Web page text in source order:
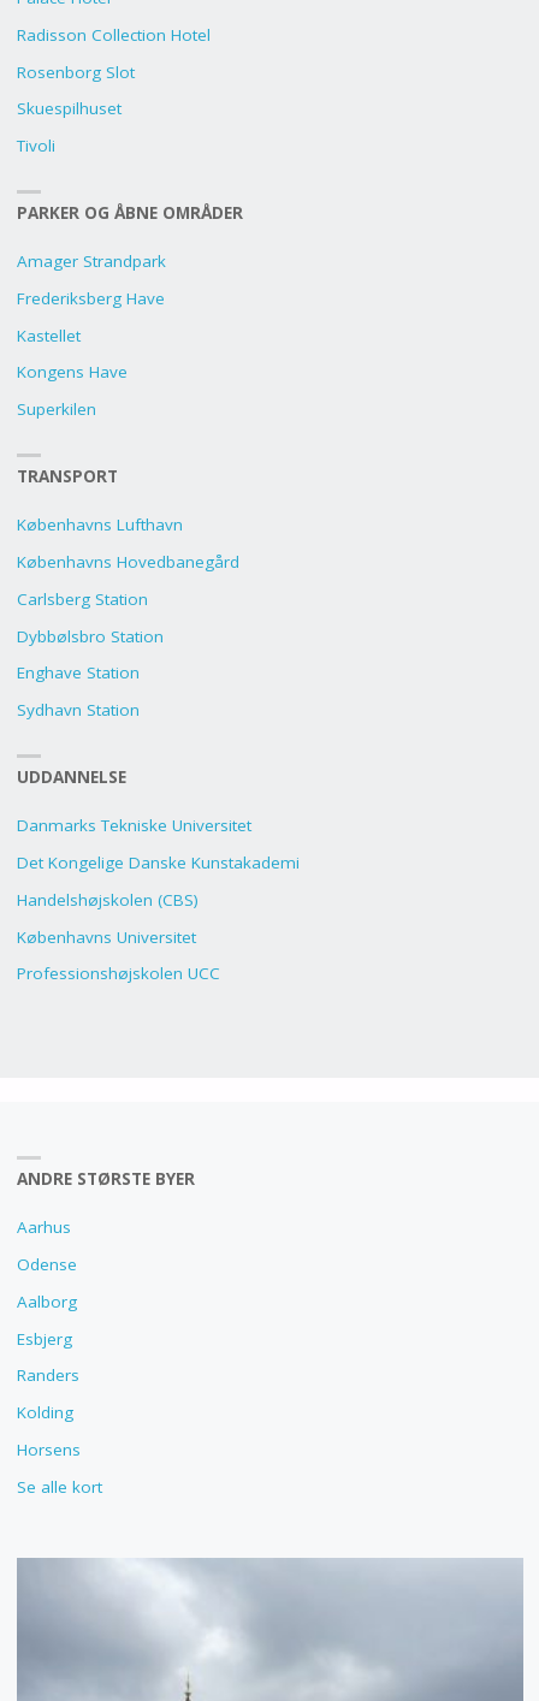
Radisson Collection Hotel
Rosenborg Slot
Skuespilhuset
Tivoli
PARKER OG ÅBNE OMRÅDER
Amager Strandpark
Frederiksberg Have
Kastellet
Kongens Have
Superkilen
TRANSPORT
Københavns Lufthavn
Københavns Hovedbanegård
Carlsberg Station
Dybbølsbro Station
Enghave Station
Sydhavn Station
UDDANNELSE
Danmarks Tekniske Universitet
Det Kongelige Danske Kunstakademi
Handelshøjskolen (CBS)
Københavns Universitet
Professionshøjskolen UCC
ANDRE STØRSTE BYER
Aarhus
Odense
Aalborg
Esbjerg
Randers
Kolding
Horsens
Se alle kort